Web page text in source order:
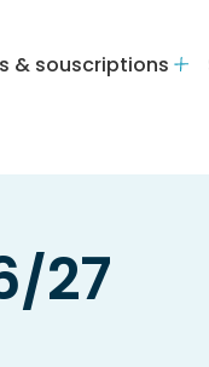
& souscriptions
27